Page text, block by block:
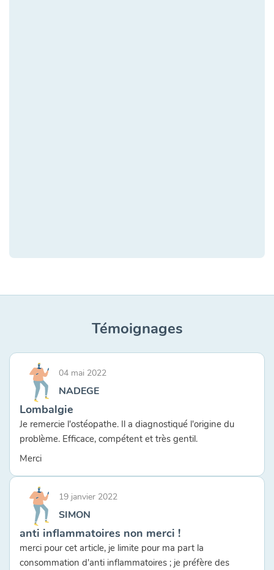
Témoignages
04 mai 2022
NADEGE
Lombalgie
Je remercie l'ostéopathe. Il a diagnostiqué l'origine du
problème. Efficace, compétent et très gentil.
Merci
19 janvier 2022
SIMON
anti inflammatoires non merci !
merci pour cet article, je limite pour ma part la
consommation d'anti inflammatoires ; je préfère des